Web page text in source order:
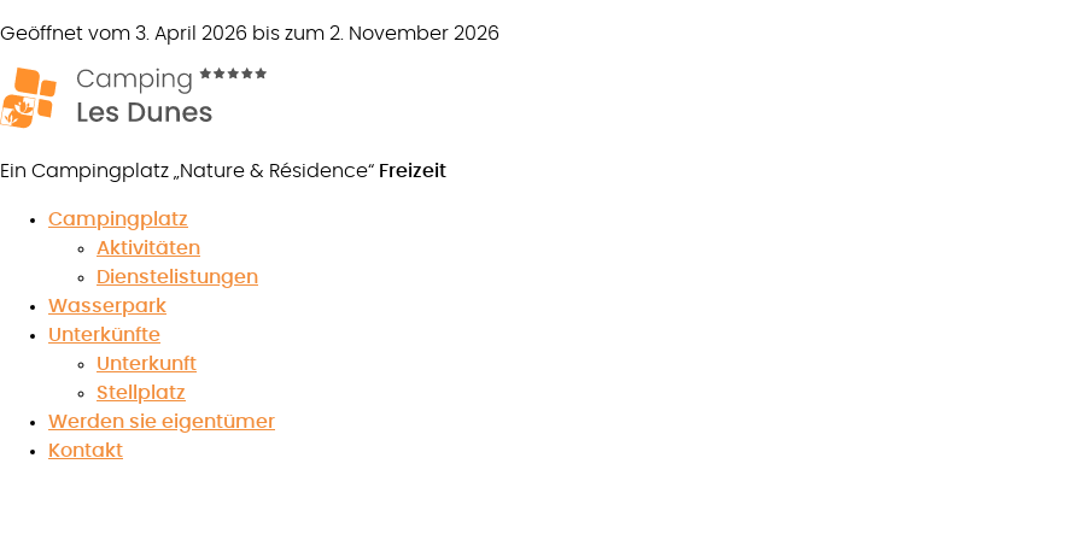
Geöffnet vom 3. April 2026 bis zum 2. November 2026
Ein Campingplatz „Nature & Résidence“ Freizeit
Campingplatz
Aktivitäten
Dienstelistungen
Wasserpark
Unterkünfte
Unterkunft
Stellplatz
Werden sie eigentümer
Kontakt